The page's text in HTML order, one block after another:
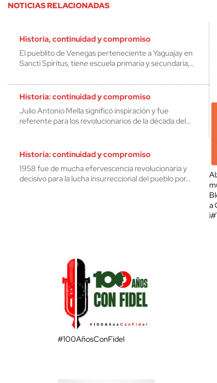
NOTICIAS RELACIONADAS
Historia, continuidad y compromiso
El pueblito de Venegas perteneciente a Yaguajay en
Sancti Spíritus, tiene escuela primaria y secundaria,…
Historia: continuidad y compromiso
Julio Antonio Mella significó inspiración y fue
referente para los revolucionarios de la década del…
Historia: continuidad y compromiso
1958 fue de mucha efervescencia revolucionaria y
decisivo para la lucha insurreccional del pueblo por…
a
#100AñosConFidel